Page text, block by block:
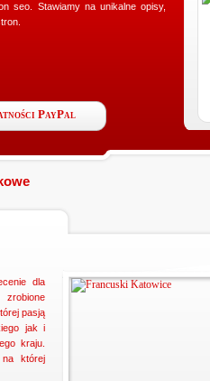
seo. Stawiamy na unikalne opisy,
PayPal
doskonałego prezentu dla swojej
Specjalnie dla Was utworzyliśmy sklep
dla
pasją
jak i
kraju.
na której